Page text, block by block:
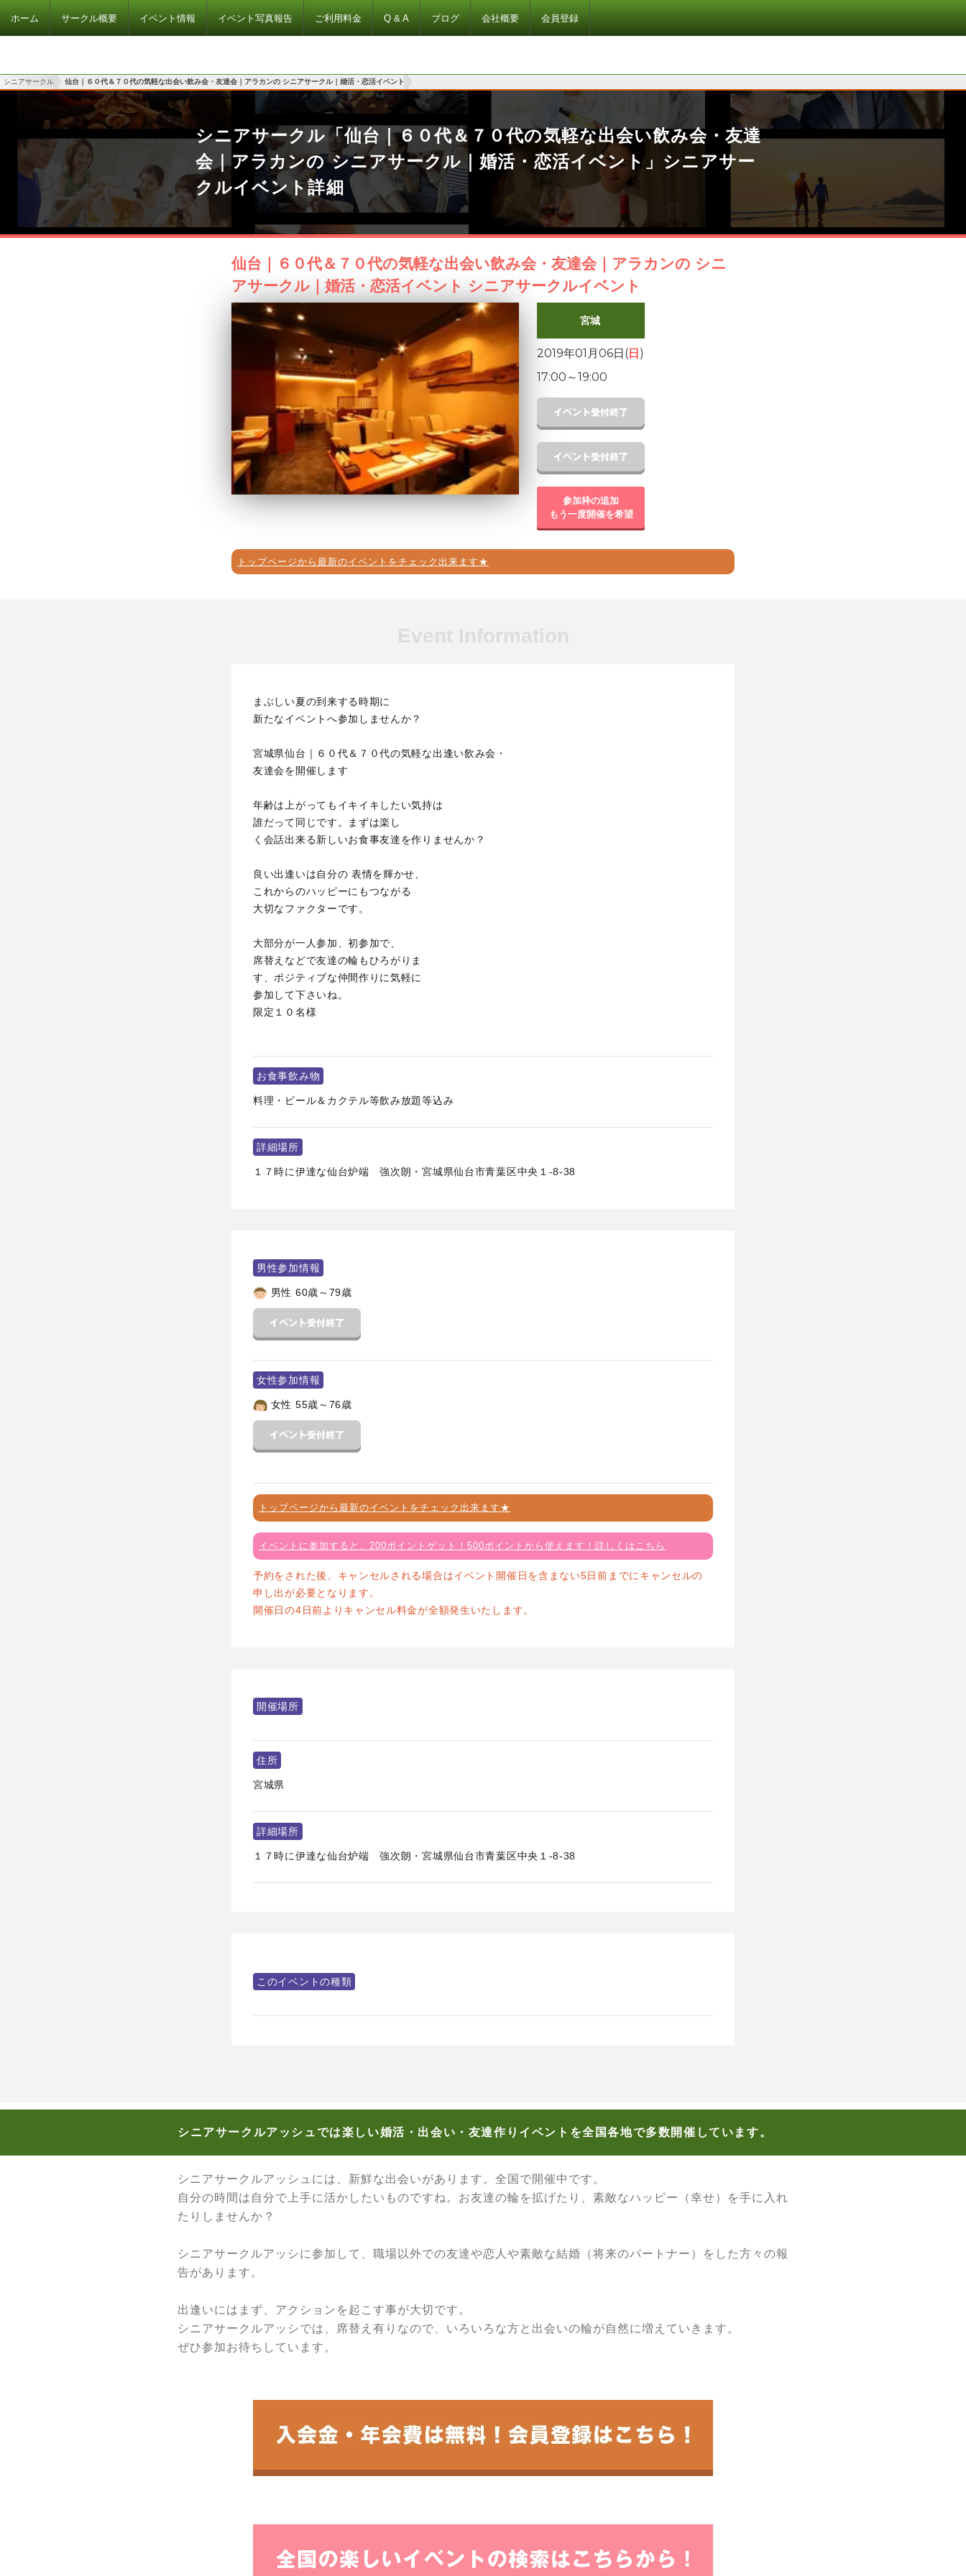
ホーム サークル概要 イベント情報 イベント写真報告 ご利用料金 Q & A ブログ 会社概要 会員登録
シニアサークル 仙台｜６０代＆７０代の気軽な出会い飲み会・友達会｜アラカンの シニアサークル｜婚活・恋活イベント
シニアサークル「仙台｜６０代＆７０代の気軽な出会い飲み会・友達
会｜アラカンの シニアサークル｜婚活・恋活イベント」シニアサー
クルイベント詳細
仙台｜６０代＆７０代の気軽な出会い飲み会・友達会｜アラカンの シニ
アサークル｜婚活・恋活イベント シニアサークルイベント
宮城
2019年01月06日(日)
17:00 ～19:00
参加枠の追加
もう一度開催を希望
トップページから最新のイベントをチェック出来ます★
まぶしい夏の到来する時期に
新たなイベントへ参加しませんか？
宮城県仙台｜６０代＆７０代の気軽な出逢い飲み会・
友達会を開催します
年齢は上がってもイキイキしたい気持は
誰だって同じです。まずは楽し
く会話出来る新しいお食事友達を作りませんか？
良い出逢いは自分の 表情を輝かせ、
これからのハッピーにもつながる
大切なファクターです。
大部分が一人参加、初参加で、
席替えなどで友達の輪もひろがりま
す、ポジティブな仲間作りに気軽に
参加して下さいね。
限定１０名様
お食事飲み物
料理・ビール＆カクテル等飲み放題等込み
詳細場所
１７時に伊達な仙台炉端 強次朗・宮城県仙台市青葉区中央１-8-38
男性参加情報
男性 60歳～79歳
女性参加情報
女性 55歳～76歳
トップページから最新のイベントをチェック出来ます★
イベントに参加すると、200ポイントゲット！500ポイントから使えます！詳しくはこちら
予約をされた後、キャンセルされる場合はイベント開催日を含まない5日前までにキャンセルの
申し出が必要となります。
開催日の4日前よりキャンセル料金が全額発生いたします。
開催場所
住所
宮城県
詳細場所
１７時に伊達な仙台炉端 強次朗・宮城県仙台市青葉区中央１-8-38
このイベントの種類
シニアサークルアッシュでは楽しい婚活・出会い・友達作りイベントを全国各地で多数開催しています。
シニアサークルアッシュには、新鮮な出会いがあります。全国で開催中です。
自分の時間は自分で上手に活かしたいものですね。お友達の輪を拡げたり、素敵なハッピー（幸せ）を手に入れ
たりしませんか？
シニアサークルアッシに参加して、職場以外での友達や恋人や素敵な結婚（将来のパートナー）をした方々の報
告があります。
出逢いにはまず、アクションを起こす事が大切です。
シニアサークルアッシでは、席替え有りなので、いろいろな方と出会いの輪が自然に増えていきます。
ぜひ参加お待ちしています。